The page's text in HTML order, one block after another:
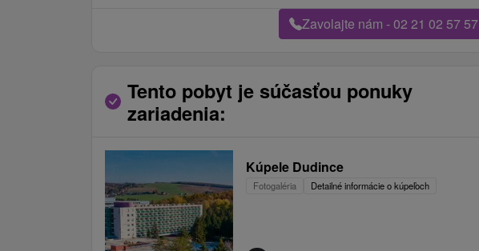
Zavolajte nám - 02 21 02 57 57
Tento pobyt je súčasťou ponuky
zariadenia:
Kúpele Dudince
Fotogaléria Detailné informácie o kúpeľoch